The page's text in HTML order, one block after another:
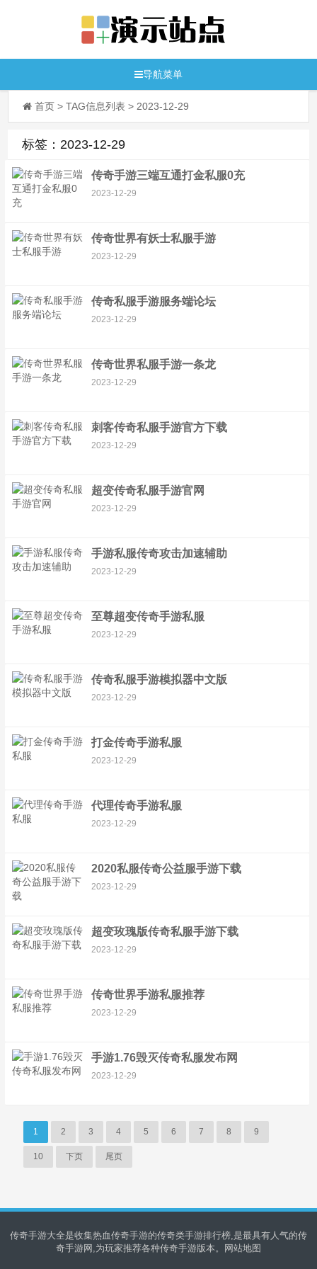
导航菜单
首页 > TAG信息列表 > 2023-12-29
标签：2023-12-29
传奇手游三端互通打金私服0充
2023-12-29
传奇世界有妖士私服手游
2023-12-29
传奇私服手游服务端论坛
2023-12-29
传奇世界私服手游一条龙
2023-12-29
刺客传奇私服手游官方下载
2023-12-29
超变传奇私服手游官网
2023-12-29
手游私服传奇攻击加速辅助
2023-12-29
至尊超变传奇手游私服
2023-12-29
传奇私服手游模拟器中文版
2023-12-29
打金传奇手游私服
2023-12-29
代理传奇手游私服
2023-12-29
2020私服传奇公益服手游下载
2023-12-29
超变玫瑰版传奇私服手游下载
2023-12-29
传奇世界手游私服推荐
2023-12-29
手游1.76毁灭传奇私服发布网
2023-12-29
1 2 3 4 5 6 7 8 9
10 下页 尾页
传奇手游大全是收集热血传奇手游的传奇类手游排行榜,是最具有人气的传
奇手游网,为玩家推荐各种传奇手游版本。
网站地图